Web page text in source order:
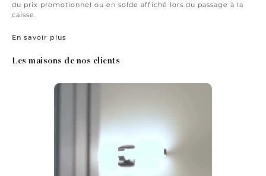
du prix promotionnel ou en solde affiché lors du passage à la
caisse.
En savoir plus
Les maisons de nos clients
Media Carousel
Carousel with product photos. Use the previous and